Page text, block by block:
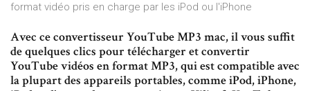
format vidéo pris en charge par les iPod ou l'iPhone
Avec ce convertisseur YouTube MP3 mac, il vous suffit
de quelques clics pour télécharger et convertir
YouTube vidéos en format MP3, qui est compatible avec
la plupart des appareils portables, comme iPod, iPhone,